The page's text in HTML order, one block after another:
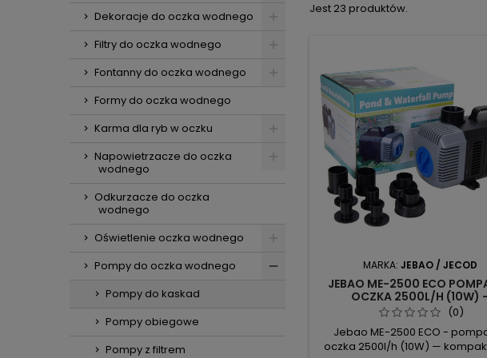
Dekoracje do oczka wodnego
Filtry do oczka wodnego
Fontanny do oczka wodnego
Formy do oczka wodnego
Karma dla ryb w oczku
Napowietrzacze do oczka
wodnego
Odkurzacze do oczka
wodnego
Oświetlenie oczka wodnego
Pompy do oczka wodnego
Pompy do kaskad
Pompy obiegowe
Pompy z filtrem
Jest 23 produktów.
MARKA: JEBAO / JECOD
JEBAO ME-2500 ECO
OCZKA 2500L/H (10W) -
KRYSTALICZNA WODA
(0)
Jebao ME-2500 ECO -
oczka 2500l/h (10W) —